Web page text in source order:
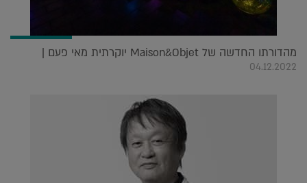
מהדורתו החדשה של Maison&Objet יוקרתית מאי פעם |
04.12.2022